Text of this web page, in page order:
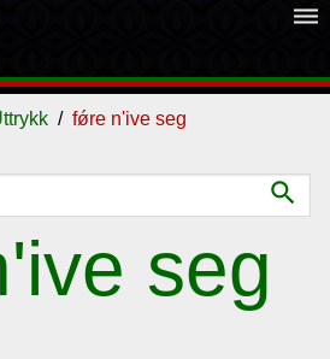
dehaze
fǿre n'ive seg
search
seg